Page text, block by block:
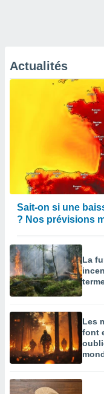
Actualités
Sait-on si une
? Nos prévisions
La
Les
font